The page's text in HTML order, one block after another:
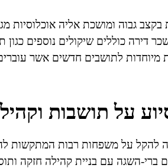
גבוה ומושכת אליה אוכלוסיות
דירה כוללים שיקולים נוספים כגון
מיוחדות לתושבים חדשים אשר
על תושבות
להקל על משפחות רבות המתקשות
ברי-השגה עם בניית קהילה חזקה